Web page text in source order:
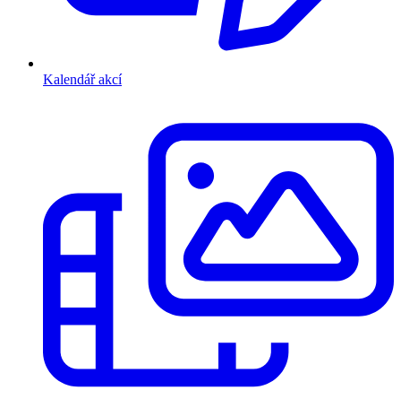
Kalendář akcí